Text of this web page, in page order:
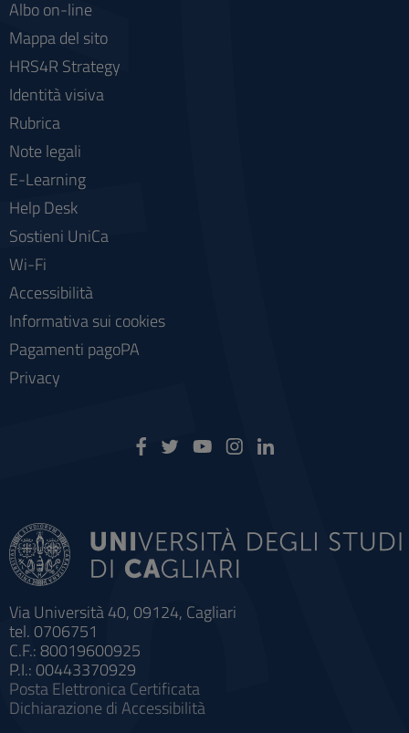
Via Università 40, 09124, Cagliari
tel. 0706751
C.F.: 80019600925
P.I.: 00443370929
Posta Elettronica Certificata
Dichiarazione di Accessibilità
Albo on-line
Mappa del sito
HRS4R Strategy
Identità visiva
Rubrica
Note legali
E-Learning
Help Desk
Sostieni UniCa
Wi-Fi
Accessibilità
Informativa sui cookies
Pagamenti pagoPA
Privacy